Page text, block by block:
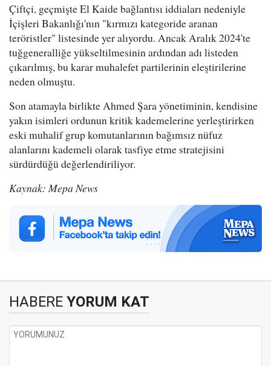
Çiftçi, geçmişte El Kaide bağlantısı iddiaları nedeniyle
İçişleri Bakanlığı'nın "kırmızı kategoride aranan
teröristler" listesinde yer alıyordu. Ancak Aralık 2024'te
tuğgeneralliğe yükseltilmesinin ardından adı listeden
çıkarılmış, bu karar muhalefet partilerinin eleştirilerine
neden olmuştu.
Son atamayla birlikte Ahmed Şara yönetiminin, kendisine
yakın isimleri ordunun kritik kademelerine yerleştirirken
eski muhalif grup komutanlarının bağımsız nüfuz
alanlarını kademeli olarak tasfiye etme stratejisini
sürdürdüğü değerlendiriliyor.
Kaynak: Mepa News
HABERE YORUM KAT